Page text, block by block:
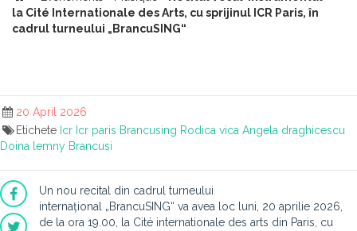
la Cité Internationale des Arts, cu sprijinul ICR Paris, în
cadrul turneului „BrancuSING“
20 April 2026
Etichete Icr Icr paris Brancusing Rodica vica Angela draghicescu
Doina lemny Brancusi
Un nou recital din cadrul turneului
internațional „BrancuSING“ va avea loc luni, 20 aprilie 2026,
de la ora 19.00, la Cité internationale des arts din Paris, cu